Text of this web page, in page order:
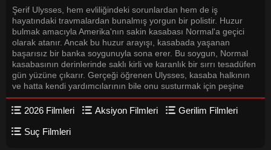
Brendan Fletcher, Peter Shinkoda,
Jess McLeod, Reena Jolly, Brian
Kawakami
Şerif Ulysses, hem evliliğindeki sorunlardan hem de iş
hayatındaki travmalardan bunalmış yorgun bir polistir. Huzur
bulmak amacıyla Amerika'nın sakin kasabası Normal'a geçici
olarak atanır. Ancak bu huzur arayışı, kasabada yaşanan
başarısız bir banka soygunuyla sona erer. Bu soygun, Normal
kasabasının derinlerinde saklı kirli ve karanlık bir sırrı tesadüfen
gün yüzüne çıkarır. Gerçeği öğrenen Ulysses, kasaba halkının
ve hatta kendi yardımcılarının bile onu susturmak için peşine
düştüğünü fark eder. İhanet çemberinin içinde yapayalnız kalan
Ulysses, hayatta kalabilmek için istemese de daha önce peşinde
olduğu bazı suçlularla iş birliği yapmak ve onlara güvenmek
zorunda kalır.
2026 Filmleri Aksiyon Filmleri Gerilim Filmleri
Suç Filmleri